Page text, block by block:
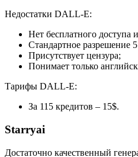
Недостатки DALL-E:
Нет бесплатного доступа
Стандартное разрешение
Присутствует цензура;
Понимает только
Тарифы DALL-E:
За 115 кредитов – 15$.
Starryai
Достаточно качественный